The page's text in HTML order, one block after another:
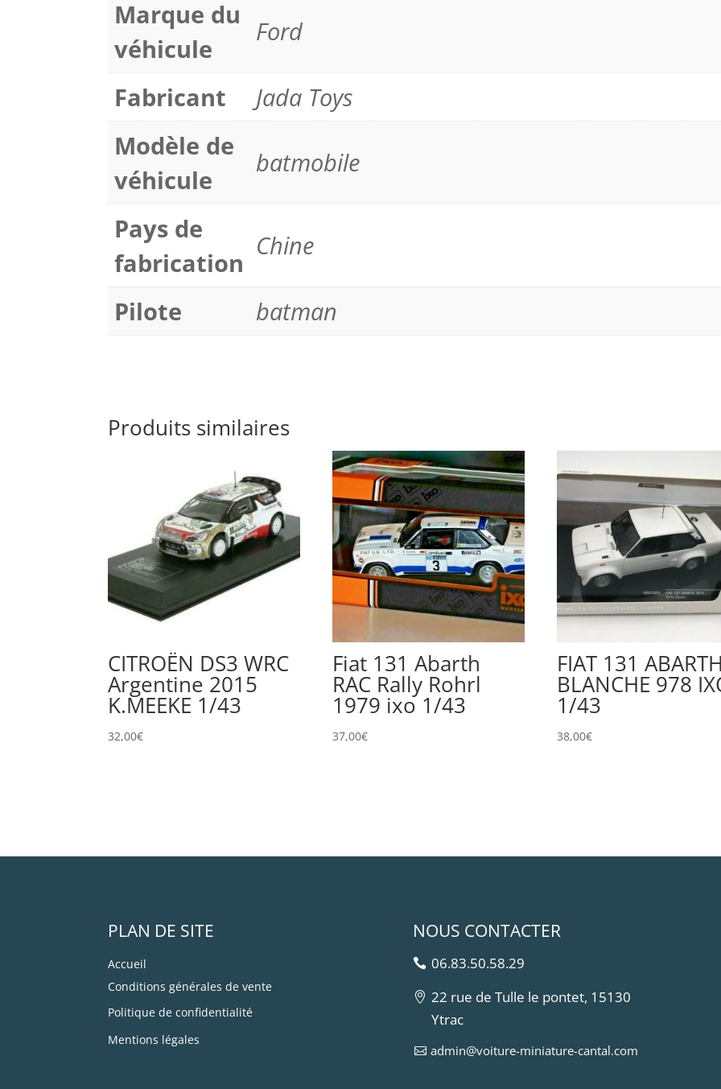
Marque du
véhicule
Ford
Fabricant
Jada Toys
Modèle de
véhicule
batmobile
Pays de
fabrication
Chine
Pilote batman
Produits similaires
CITROËN DS3 WRC
Argentine 2015
K.MEEKE 1/43
32,00€
Fiat 131 Abarth
RAC Rally Rohrl
1979 ixo 1/43
37,00€
FIAT 131 ABARTH
BLANCHE 978
1/43
38,00€
PLAN DE SITE
Accueil
Conditions générales de vente
Politique de confidentialité
Mentions légales
NOUS CONTACTER
06.83.50.58.29
22 rue de Tulle le pontet, 15130
Ytrac
admin@voiture-miniature-cantal.com